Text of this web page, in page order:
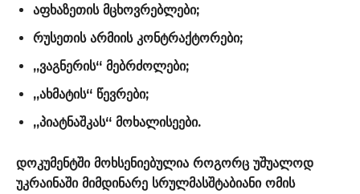
აფხაზეთის მცხოვრებლები;
რუსეთის არმიის კონტრაქტორები;
„ვაგნერის“ მებრძოლები;
„ახმატის“ წევრები;
„პიატნაშკას“ მოხალისეები.
დოკუმენტში მოხსენიებულია როგორც უშუალოდ
უკრაინაში მიმდინარე სრულმასშტაბიანი ომის